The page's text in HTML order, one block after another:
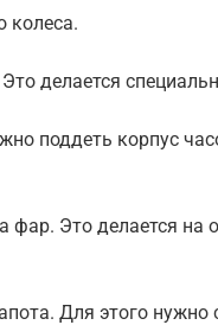
колеса.
делается
поддеть корпус
Это делается на
Для этого нужно